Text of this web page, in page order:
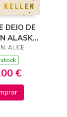
DEJO DE
ALASKA,
ELALICE
stock
€